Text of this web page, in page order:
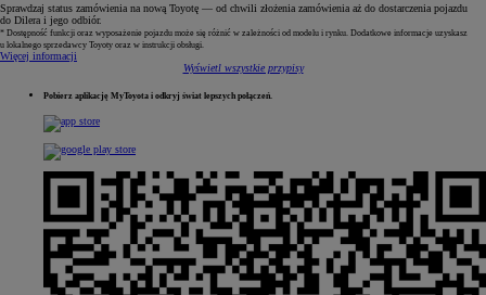
Sprawdzaj status zamówienia na nową Toyotę — od chwili złożenia zamówienia aż do dostarczenia pojazdu
do Dilera i jego odbiór.
* Dostępność funkcji oraz wyposażenie pojazdu może się różnić w zależności od modelu i rynku. Dodatkowe informacje uzyskasz
u lokalnego sprzedawcy Toyoty oraz w instrukcji obsługi.
Więcej informacji
Wyświetl wszystkie przypisy
Pobierz aplikację MyToyota i odkryj świat lepszych połączeń.